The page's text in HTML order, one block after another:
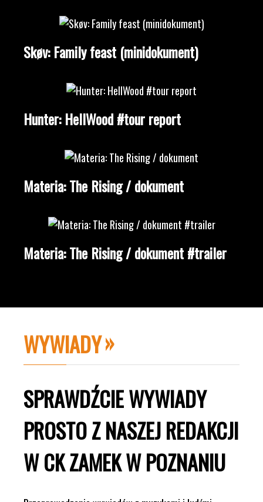
Skøv: Family feast (minidokument)
Hunter: HellWood #tour report
Materia: The Rising / dokument
Materia: The Rising / dokument #trailer
WYWIADY
SPRAWDŹCIE WYWIADY
PROSTO Z NASZEJ REDAKCJI
W CK ZAMEK W POZNANIU